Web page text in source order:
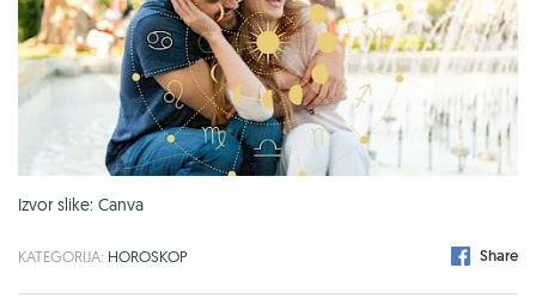
Izvor slike: Canva
KATEGORIJA: HOROSKOP Share